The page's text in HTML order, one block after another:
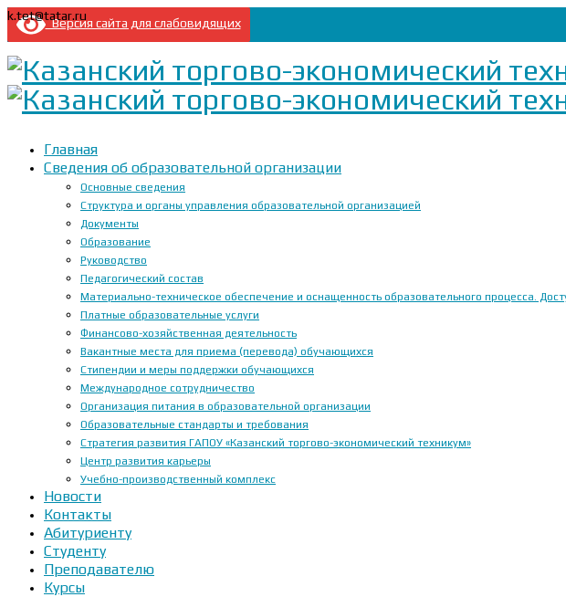
Версия сайта для слабовидящих
k.tet@tatar.ru
Главная
Сведения об образовательной организации
Основные сведения
Структура и органы управления образовательной организацией
Документы
Образование
Руководство
Педагогический состав
Материально-техническое обеспечение и оснащенность образовательного процесса.
Платные образовательные услуги
Финансово-хозяйственная деятельность
Вакантные места для приема (перевода) обучающихся
Стипендии и меры поддержки обучающихся
Международное сотрудничество
Организация питания в образовательной организации
Образовательные стандарты и требования
Стратегия развития ГАПОУ «Казанский торгово-экономический техникум»
Центр развития карьеры
Учебно-производственный комплекс
Новости
Контакты
Абитуриенту
Студенту
Преподавателю
Курсы